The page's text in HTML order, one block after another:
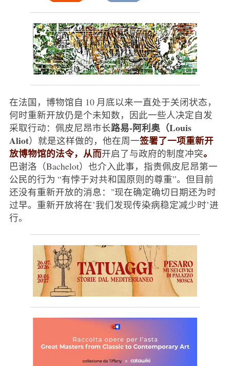
在法国，博物馆自 10 月底以来一直处于关闭状态，
何时重新开放仍是个未知数，因此一些人决定自发
采取行动：佩皮尼昂市长路易-阿利奥（Louis
Aliot）就是这样做的，他在周一签署了一项重新开
放博物馆的法令，从而开启了与政府的制度冲突。
巴谢洛（Bachelot）也介入此事，指责佩皮尼昂第一
公民的行为 “有悖于对共和国原则的尊重”。但目前
还没有重新开放的消息："现在确定确切日期还为时
过早。重新开放将在’我们发现传染病稳定减少时’进
行。